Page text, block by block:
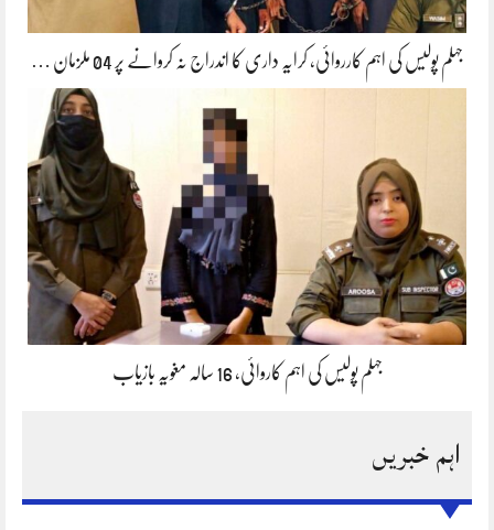
جہلم پولیس کی اہم کارروائی، کرایہ داری کا اندراج نہ کروانے پر 04 ملزمان …
جہلم پولیس کی اہم کاروائی، 16 سالہ مغویہ بازیاب
اہم خبریں